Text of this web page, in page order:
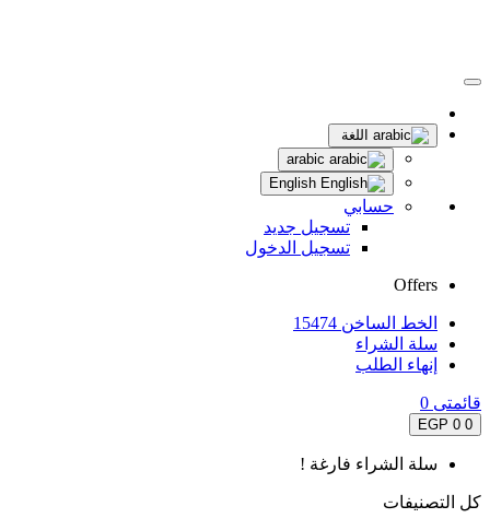
اللغة
حسابي
تسجيل جديد
تسجيل الدخول
Offers
الخط الساخن 15474
سلة الشراء
إنهاء الطلب
قائمتى 0
0
0 EGP
سلة الشراء فارغة !
كل التصنيفات